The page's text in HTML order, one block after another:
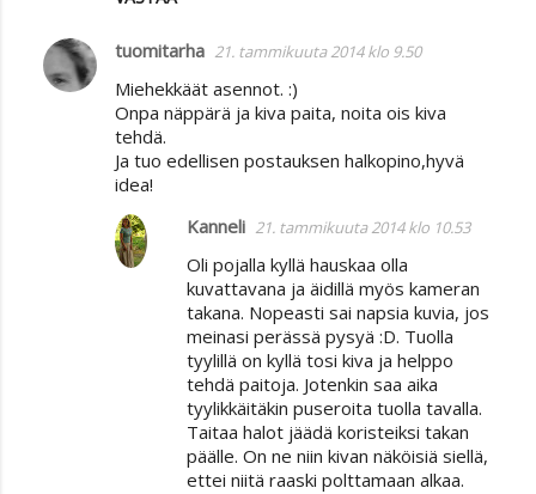
tuomitarha 21. tammikuuta 2014 klo 9.50
Miehekkäät asennot. :)
Onpa näppärä ja kiva paita, noita ois kiva
tehdä.
Ja tuo edellisen postauksen halkopino,hyvä
idea!
Kanneli 21. tammikuuta 2014 klo 10.53
Oli pojalla kyllä hauskaa olla
kuvattavana ja äidillä myös kameran
takana. Nopeasti sai napsia kuvia, jos
meinasi perässä pysyä :D. Tuolla
tyylillä on kyllä tosi kiva ja helppo
tehdä paitoja. Jotenkin saa aika
tyylikkäitäkin puseroita tuolla tavalla.
Taitaa halot jäädä koristeiksi takan
päälle. On ne niin kivan näköisiä siellä,
ettei niitä raaski polttamaan alkaa.